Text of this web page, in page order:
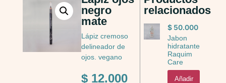
negro
mate
Lápiz cremoso
delineador de
ojos. vegano
$12.000
relacionados
$ 50.000
Jabon
hidratante
Raquim
Care
Añadir